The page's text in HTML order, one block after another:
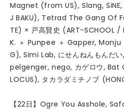
Magnet (from US), Slang,
J BAKU), Tetrad The Gang Of
TE) × 戸高賢史 (ART-SCHOOL /
K. ＋ Punpee ＋ Gapper, Monju
G), Simi Lab, にせんねんもんだ
pelgenger, nego, カゲロウ, Bat
LOCUS), タカラダミチノブ
【22日】Ogre You Asshole,